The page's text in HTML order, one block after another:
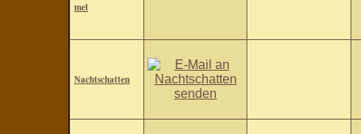
mel
Nachtschatten